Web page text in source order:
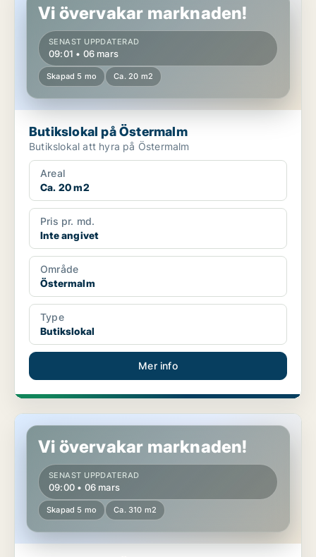
Vi övervakar marknaden!
SENAST UPPDATERAD
09:01 • 06 mars
Skapad 5 mo Ca. 20 m2
Butikslokal på Östermalm
Butikslokal att hyra på Östermalm
Areal
Ca. 20 m2
Pris pr. md.
Inte angivet
Område
Östermalm
Type
Butikslokal
Mer info
Butikslokal på Östermalm
Vi övervakar marknaden!
SENAST UPPDATERAD
09:00 • 06 mars
Skapad 5 mo Ca. 310 m2